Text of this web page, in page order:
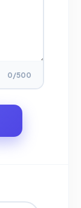
0/500